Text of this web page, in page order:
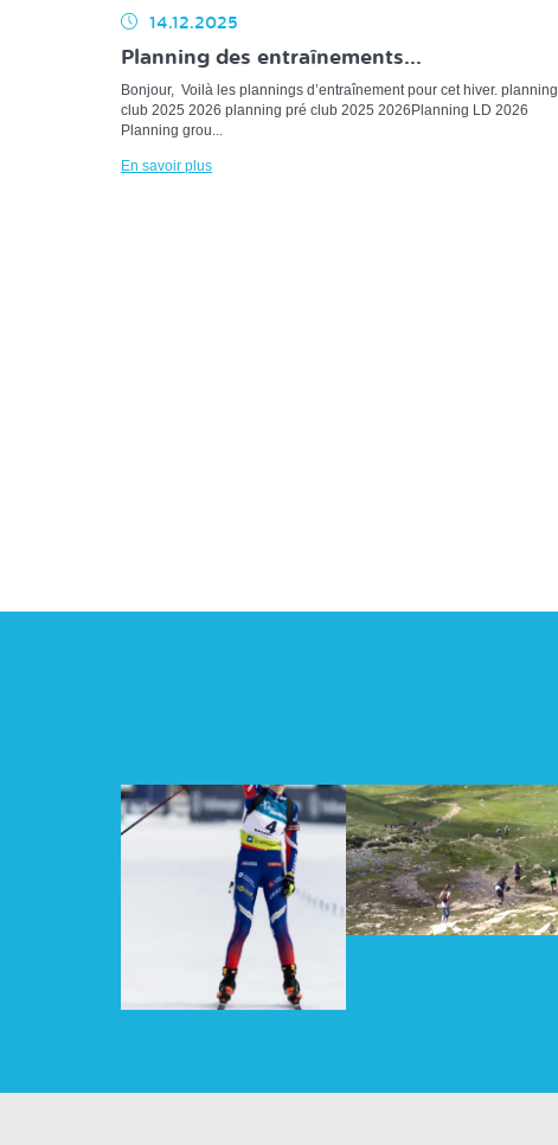
14.12.2025
Planning des entraînements...
Bonjour, Voilà les plannings d’entraînement pour cet hiver. planning
club 2025 2026 planning pré club 2025 2026Planning LD 2026
Planning grou...
En savoir plus